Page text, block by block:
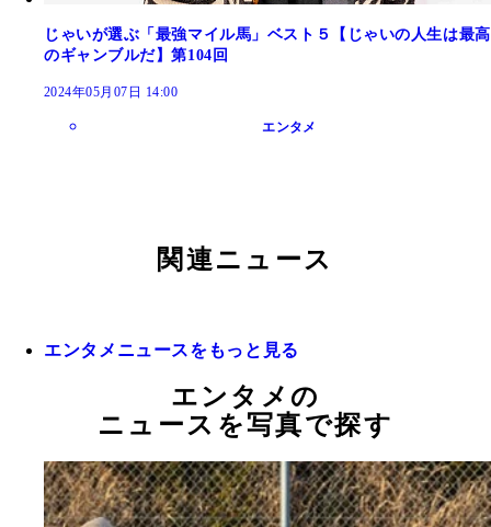
じゃいが選ぶ「最強マイル馬」ベスト５【じゃいの人生は最高
のギャンブルだ】第104回
2024年05月07日 14:00
エンタメ
関連ニュース
エンタメニュースをもっと見る
エンタメの
ニュースを写真で探す